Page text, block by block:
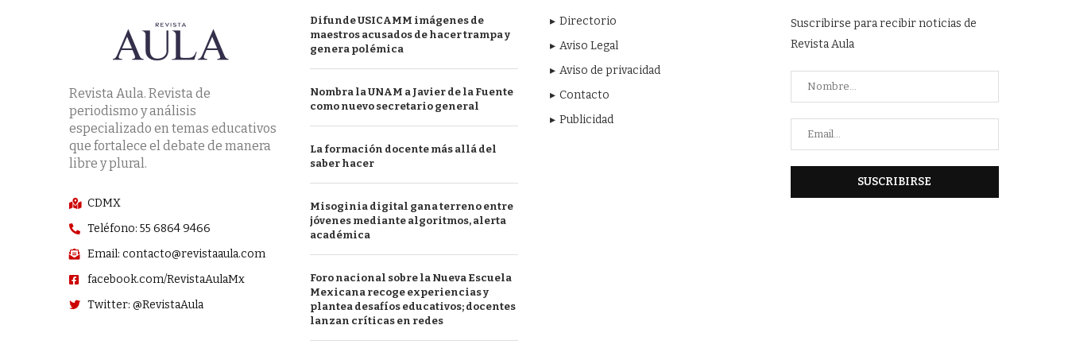
Revista Aula. Revista de
periodismo y análisis
especializado en temas educativos
que fortalece el debate de manera
libre y plural.
CDMX
Teléfono: 55 6864 9466
Email: contacto@revistaaula.com
facebook.com/RevistaAulaMx
Twitter: @RevistaAula
Difunde USICAMM imágenes de
maestros acusados de hacer trampa y
genera polémica
Nombra la UNAM a Javier de la Fuente
como nuevo secretario general
La formación docente más allá del
saber hacer
Misoginia digital gana terreno entre
jóvenes mediante algoritmos, alerta
académica
Foro nacional sobre la Nueva Escuela
Mexicana recoge experiencias y
plantea desafíos educativos; docentes
lanzan críticas en redes
Directorio
Aviso Legal
Aviso de privacidad
Contacto
Publicidad
Suscribirse para recibir noticias de
Revista Aula